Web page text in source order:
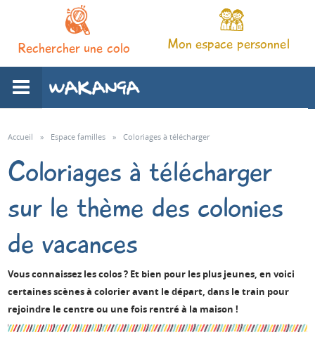
Rechercher une colo Mon espace personnel
L'association
Nos séjours
Notre pédagogie
Infos pratiques
Accueil » Espace familles » Coloriages à télécharger
Coloriages à télécharger
sur le thème des colonies
de vacances
Vous connaissez les colos ? Et bien pour les plus jeunes, en voici
certaines scènes à colorier avant le départ, dans le train pour
rejoindre le centre ou une fois rentré à la maison !